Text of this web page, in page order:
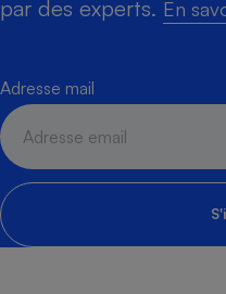
par des experts. En
Adresse mail